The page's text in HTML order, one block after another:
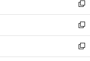
く
で
開
く
ド
ウ
で
開
く
ィ
ン
ド
ウ
で
開
い
ウ
ィ
ン
ド
ウ
新
し
い
ウ
ィ
ン
新
し
い
ウ
新
し